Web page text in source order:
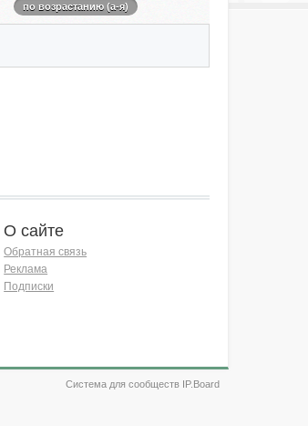
по возрастанию (а-я)
О сайте
Обратная связь
Реклама
Подписки
Система для сообществ IP.Board